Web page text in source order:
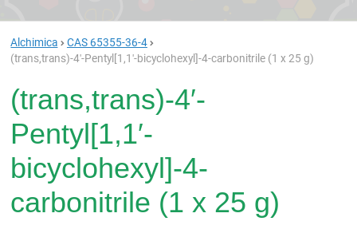
Alchimica
CAS 65355-36-4
(trans,trans)-4′-Pentyl[1,1′-bicyclohexyl]-4-carbonitrile (1 x 25 g)
(trans,trans)-4′-
Pentyl[1,1′-
bicyclohexyl]-4-
carbonitrile (1 x 25 g)